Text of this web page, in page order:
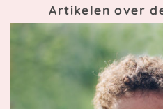
Artikelen over